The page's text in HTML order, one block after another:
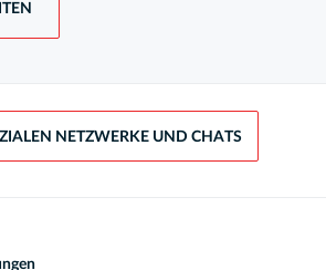
NETZWERKE UND CHATS